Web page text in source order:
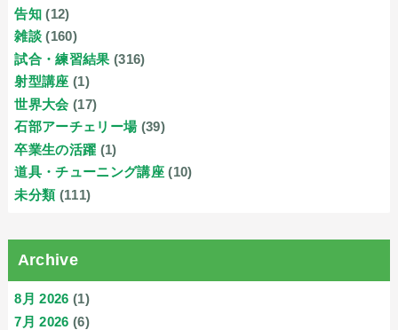
告知 (12)
雑談 (160)
試合・練習結果 (316)
射型講座 (1)
世界大会 (17)
石部アーチェリー場 (39)
卒業生の活躍 (1)
道具・チューニング講座 (10)
未分類 (111)
Archive
8月 2026 (1)
7月 2026 (6)